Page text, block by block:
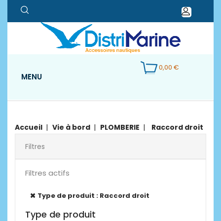
0,00 €
MENU
Accueil Vie à bord PLOMBERIE
Raccord droit
Filtres
Filtres actifs
Type de produit : Raccord droit
Type de produit